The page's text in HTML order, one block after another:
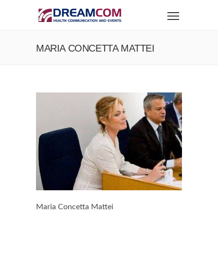
MARIA CONCETTA MATTEI
Maria Concetta Mattei